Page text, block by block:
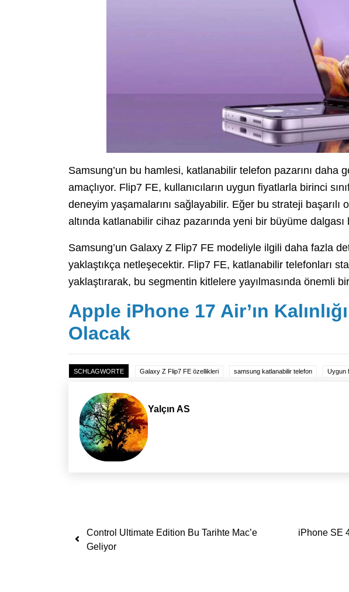
Samsung’un bu hamlesi, katlanabilir telefon pazarını daha
amaçlıyor. Flip7 FE, kullanıcıların uygun fiyatlarla birinci
deneyim yaşamalarını sağlayabilir. Eğer bu strateji başarılı
altında katlanabilir cihaz pazarında yeni bir büyüme dalgası
Samsung’un Galaxy Z Flip7 FE modeliyle ilgili daha fazla
yaklaştıkça netleşecektir. Flip7 FE, katlanabilir telefonları
yaklaştırarak, bu segmentin kitlelere yayılmasında önemli
Apple iPhone 17 Air’ın
Olacak
SCHLAGWORTE Galaxy Z Flip7 FE özellikleri samsung katlanabilir telefon Uygun
Yalçın AS
Yazı dolaşımı
Control Ultimate Edition Bu Tarihte Mac’e
Geliyor
iPhone SE